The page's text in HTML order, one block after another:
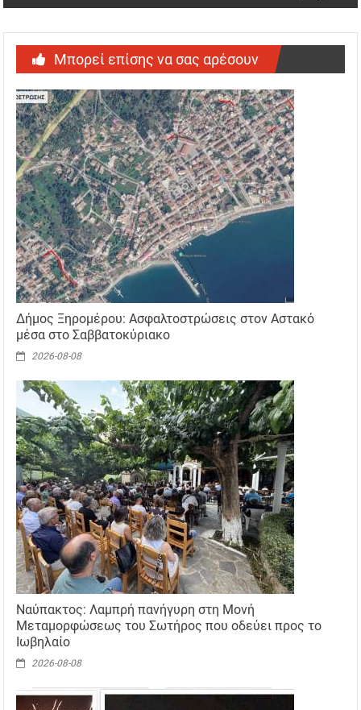
Μπορεί επίσης να σας αρέσουν
Δήμος Ξηρομέρου: Ασφαλτοστρώσεις στον Αστακό
μέσα στο Σαββατοκύριακο
2026-08-08
Ναύπακτος: Λαμπρή πανήγυρη στη Μονή
Μεταμορφώσεως του Σωτήρος που οδεύει προς το
Ιωβηλαίο
2026-08-08